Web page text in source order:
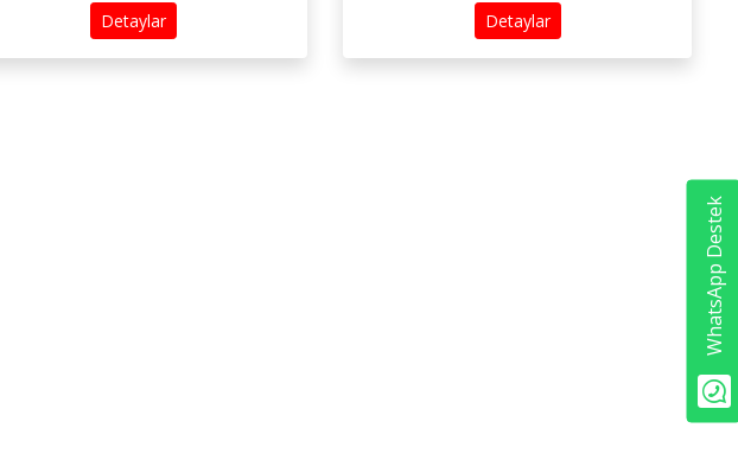
Detaylar Detaylar
WhatsApp Destek